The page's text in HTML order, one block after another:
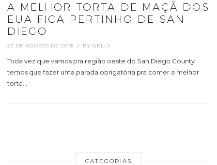
A MELHOR TORTA DE MAÇÃ DOS
EUA FICA PERTINHO DE SAN
DIEGO
23 DE AGOSTO DE 2018 BY GELLY
Toda vez que vamos pra região oeste do San Diego County
temos que fazer uma parada obrigatória pra comer a melhor
torta…
CATEGORIAS